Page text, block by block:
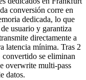
conversión corre en
dedicada, lo que
usuario y garantiza
directamente a
latencia mínima. Tras 2
se eliminan
overwrite multi-pass
datos.